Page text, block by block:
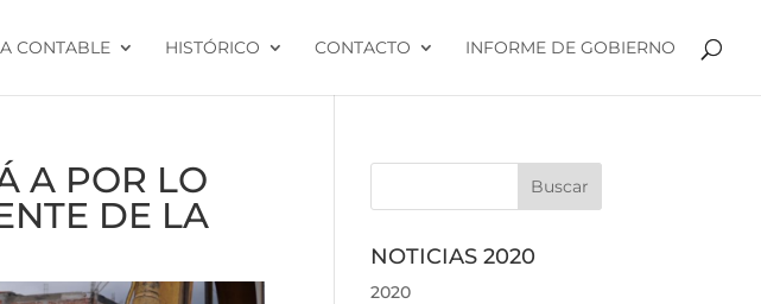
CONTABLE HISTÓRICO CONTACTO INFORME DE GOBIERNO
A POR LO
DE LA
NOTICIAS 2020
2020